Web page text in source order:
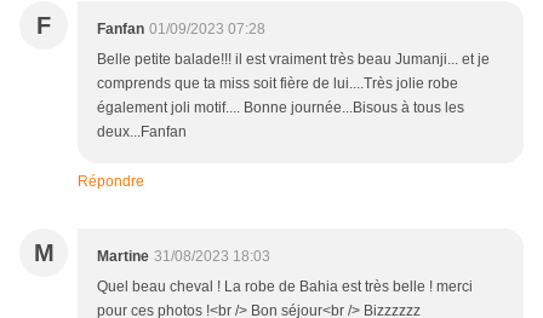
F Fanfan 01/09/2023 07:28
Belle petite balade!!! il est vraiment très beau Jumanji... et je
comprends que ta miss soit fière de lui....Très jolie robe
également joli motif.... Bonne journée...Bisous à tous les
deux...Fanfan
Répondre
M Martine 31/08/2023 18:03
Quel beau cheval ! La robe de Bahia est très belle ! merci
pour ces photos !<br /> Bon séjour<br /> Bizzzzzz